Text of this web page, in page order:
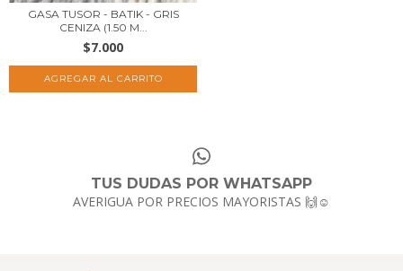
GASA TUSOR - BATIK - GRIS
CENIZA (1.50 M...
$7.000
TUS DUDAS POR WHATSAPP
AVERIGUA POR PRECIOS MAYORISTAS 🙌☺️